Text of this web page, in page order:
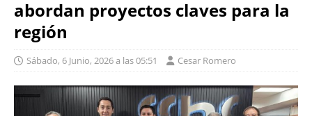
abordan proyectos claves para la
región
Sábado, 6 Junio, 2026 a las 05:51 Cesar Romero